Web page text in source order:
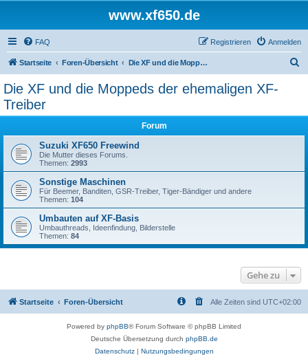
www.xf650.de
FAQ Anmelden
Registrieren
Startseite Foren-Übersicht Die XF und die Moppeds der ehemaligen XF-Treiber
Die XF und die Moppeds der ehemaligen XF-
Treiber
Forum
Suzuki XF650 Freewind
Die Mutter dieses Forums.
Themen: 2993
Sonstige Maschinen
Für Beemer, Banditen, GSR-Treiber, Tiger-Bändiger und andere
Themen: 104
Umbauten auf XF-Basis
Umbauthreads, Ideenfindung, Bilderstelle
Themen: 84
Gehe zu
Startseite Foren-Übersicht Alle Zeiten sind UTC+02:00
Powered by phpBB® Forum Software © phpBB Limited
Deutsche Übersetzung durch phpBB.de
Datenschutz| Nutzungsbedingungen